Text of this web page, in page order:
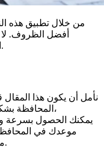
من خلال تطبيق هذه
أفضل الظروف.
المواعيد قد تختلف بناءً على الوضع الحالي.
نأمل أن يكون هذا
المحافظة بشكل أفضل. بفضل دليلنا وموقعنا الإلكتروني،
موعدك في المحافظة.
منصتنا لتبسيط إجراءاتك وتوفير وقت ثمين.